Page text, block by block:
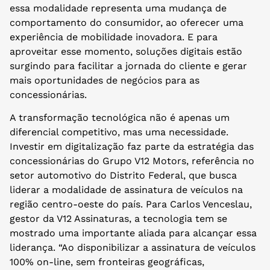
essa modalidade representa uma mudança de
comportamento do consumidor, ao oferecer uma
experiência de mobilidade inovadora. E para
aproveitar esse momento, soluções digitais estão
surgindo para facilitar a jornada do cliente e gerar
mais oportunidades de negócios para as
concessionárias.
A transformação tecnológica não é apenas um
diferencial competitivo, mas uma necessidade.
Investir em digitalização faz parte da estratégia das
concessionárias do Grupo V12 Motors, referência no
setor automotivo do Distrito Federal, que busca
liderar a modalidade de assinatura de veículos na
região centro-oeste do país. Para Carlos Venceslau,
gestor da V12 Assinaturas, a tecnologia tem se
mostrado uma importante aliada para alcançar essa
liderança. “Ao disponibilizar a assinatura de veículos
100% on-line, sem fronteiras geográficas,